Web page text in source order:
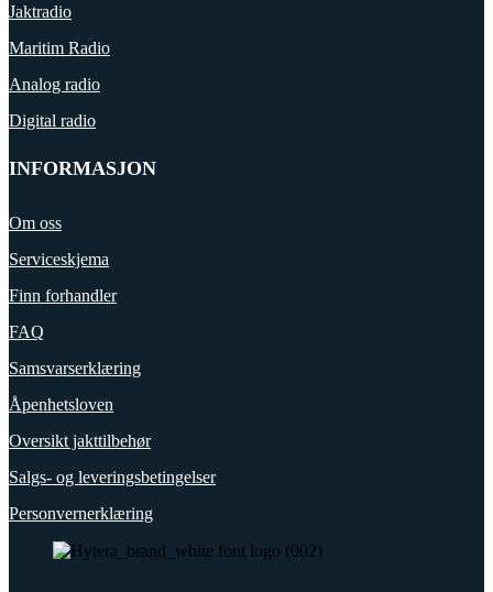
Jaktradio
Maritim Radio
Analog radio
Digital radio
INFORMASJON
Om oss
Serviceskjema
Finn forhandler
FAQ
Samsvarserklæring
Åpenhetsloven
Oversikt jakttilbehør
Salgs- og leveringsbetingelser
Personvernerklæring